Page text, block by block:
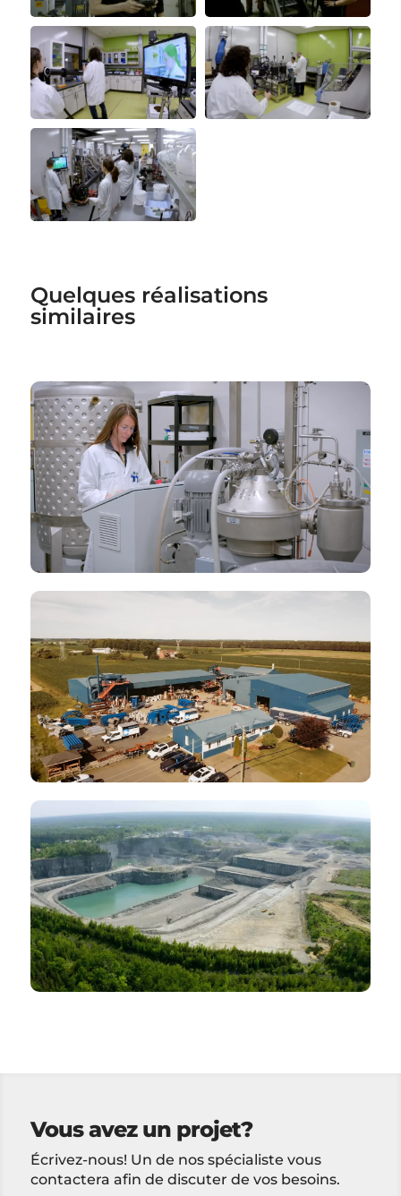
Quelques réalisations
similaires
Propulsons l’innovation pour un futur
plus vert
FILM D'ENTREPRISE
CNETE – Cégep de Shawinigan
Concept-Air
Groupe Piercon – Film d’entreprise
FILM D'ENTREPRISE
Groupe Piercon
Vous avez un projet?
Écrivez-nous! Un de nos spécialiste vous
contactera afin de discuter de vos besoins.